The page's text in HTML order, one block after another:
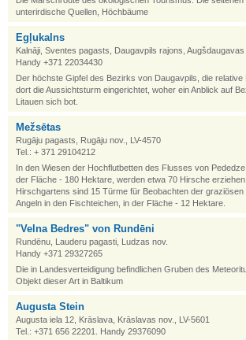
unterirdische Quellen, Höchbäume
Egļukalns
Kalnāji, Sventes pagasts, Daugavpils rajons, Augšdaugavas
Handy +371 22034430
Der höchste Gipfel des Bezirks von Daugavpils, die relative
dort die Aussichtsturm eingerichtet, woher ein Anblick auf
Litauen sich bot.
Mežsētas
Rugāju pagasts, Rugāju nov., LV-4570
Tel.: + 371 29104212
In den Wiesen der Hochflutbetten des Flusses von
der Fläche - 180 Hektare, werden etwa 70 Hirsche
Hirschgartens sind 15 Türme für Beobachten der graziösen
Angeln in den Fischteichen, in der Fläche - 12 Hektare.
"Velna Bedres" von Rundēni
Rundēnu, Lauderu pagasti, Ludzas nov.
Handy +371 29327265
Die in Landesverteidigung befindlichen Gruben des
Objekt dieser Art in Baltikum
Augusta Stein
Augusta iela 12, Krāslava, Krāslavas nov., LV-5601
Tel.: +371 656 22201. Handy 29376090